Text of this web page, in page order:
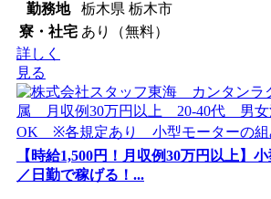
勤務地
栃木県 栃木市
寮・社宅 あり（無料）
詳しく
見る
【時給1,500円！月収例30万円以上】
／日勤で稼げる！...